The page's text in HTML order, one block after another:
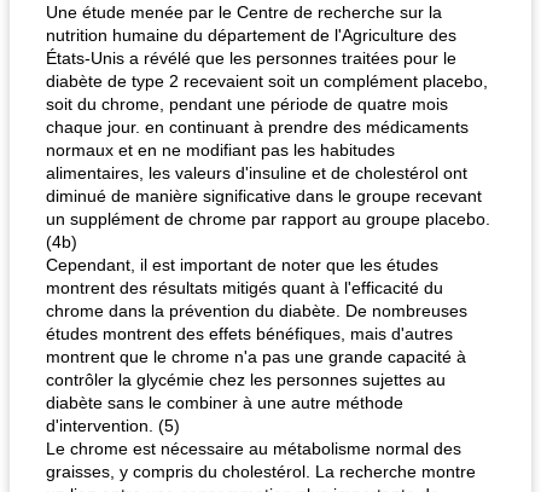
Une étude menée par le Centre de recherche sur la
nutrition humaine du département de l'Agriculture des
États-Unis a révélé que les personnes traitées pour le
diabète de type 2 recevaient soit un complément placebo,
soit du chrome, pendant une période de quatre mois
chaque jour. en continuant à prendre des médicaments
normaux et en ne modifiant pas les habitudes
alimentaires, les valeurs d'insuline et de cholestérol ont
diminué de manière significative dans le groupe recevant
un supplément de chrome par rapport au groupe placebo.
(4b)
Cependant, il est important de noter que les études
montrent des résultats mitigés quant à l'efficacité du
chrome dans la prévention du diabète. De nombreuses
études montrent des effets bénéfiques, mais d'autres
montrent que le chrome n'a pas une grande capacité à
contrôler la glycémie chez les personnes sujettes au
diabète sans le combiner à une autre méthode
d'intervention. (5)
Le chrome est nécessaire au métabolisme normal des
graisses, y compris du cholestérol. La recherche montre